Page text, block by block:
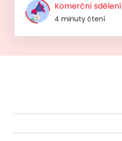
Komerční sdělení
4 minuty čtení